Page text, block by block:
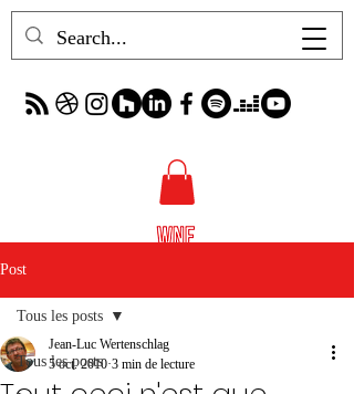
Post
Tous les posts
Tous les posts
Jean-Luc Wertenschlag
5 oct. 2010 3 min de lecture